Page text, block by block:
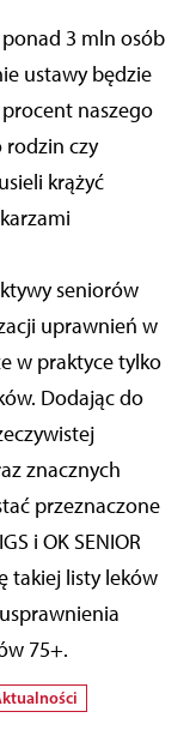
3 mln osób
ustawy będzie
naszego
rodzin czy
krążyć
seniorów
uprawnień w
w praktyce tylko
Dodając do
znacznych
przeznaczone
i OK SENIOR
takiej listy leków
75+.